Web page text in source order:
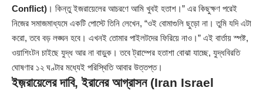
Conflict) । কিন্তু ইজরায়েলের আচরণে আমি খুবই হতাশ।” এর কিছুক্ষণ পরেই
নিজের সমাজমাধ্যমে একটি পোস্টে তিনি লেখেন, “ওই বোমাগুলি ছুড়ো না। তুমি যদি এটা
করো, তবে বড় লঙ্ঘন হবে। এখনই তোমার পাইলটদের ফিরিয়ে নাও।” এই বার্তায় স্পষ্ট,
ওয়াশিংটন চাইছে যুদ্ধ আর না বাড়ুক। তবে ট্রাম্পের হতাশা বোঝা যাচ্ছে, যুদ্ধবিরতি
ঘোষণার ১২ ঘণ্টার মধ্যেই পরিস্থিতি আবার উত্তপ্ত।
ইজ়রায়েলের দাবি, ইরানের আগ্রাসন (Iran Israel